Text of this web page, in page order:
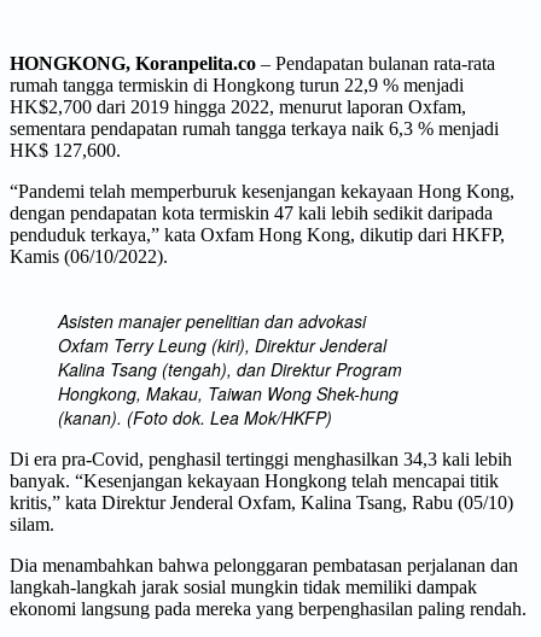
HONGKONG, Koranpelita.co – Pendapatan bulanan rata-rata
rumah tangga termiskin di Hongkong turun 22,9 % menjadi
HK$2,700 dari 2019 hingga 2022, menurut laporan Oxfam,
sementara pendapatan rumah tangga terkaya naik 6,3 % menjadi
HK$ 127,600.
“Pandemi telah memperburuk kesenjangan kekayaan Hong Kong,
dengan pendapatan kota termiskin 47 kali lebih sedikit daripada
penduduk terkaya,” kata Oxfam Hong Kong, dikutip dari HKFP,
Kamis (06/10/2022).
Asisten manajer penelitian dan advokasi
Oxfam Terry Leung (kiri), Direktur Jenderal
Kalina Tsang (tengah), dan Direktur Program
Hongkong, Makau, Taiwan Wong Shek-hung
(kanan). (Foto dok. Lea Mok/HKFP)
Di era pra-Covid, penghasil tertinggi menghasilkan 34,3 kali lebih
banyak. “Kesenjangan kekayaan Hongkong telah mencapai titik
kritis,” kata Direktur Jenderal Oxfam, Kalina Tsang, Rabu (05/10)
silam.
Dia menambahkan bahwa pelonggaran pembatasan perjalanan dan
langkah-langkah jarak sosial mungkin tidak memiliki dampak
ekonomi langsung pada mereka yang berpenghasilan paling rendah.